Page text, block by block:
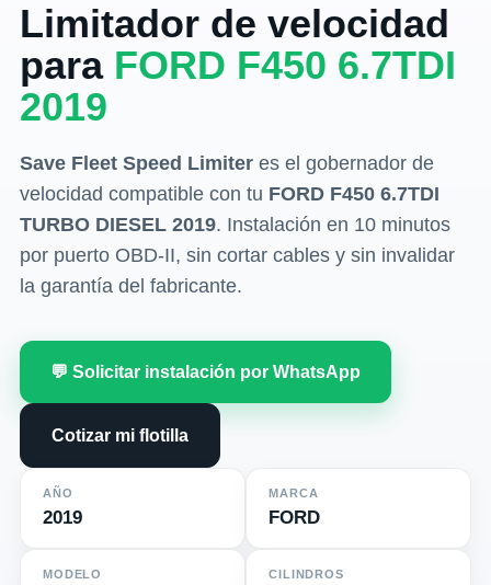
Limitador de velocidad
para FORD F450 6.7TDI
2019
Save Fleet Speed Limiteres el gobernador de
velocidad compatible con tu FORD F450 6.7TDI
TURBO DIESEL 2019. Instalación en 10 minutos
por puerto OBD-II, sin cortar cables y sin invalidar
la garantía del fabricante.
💬 Solicitar instalación por WhatsApp
Cotizar mi flotilla
AÑO
2019
MARCA
FORD
MODELO CILINDROS